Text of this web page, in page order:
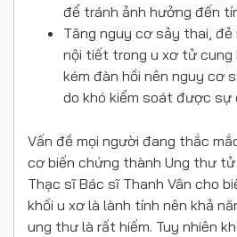
để tránh ảnh hưởng đến
Tăng nguy cơ sảy thai, đẻ
nội tiết trong u xơ tử cung
kém đàn hồi nên nguy cơ
do khó kiểm soát được sự
Vấn đề mọi người đang thắc
cơ biến chứng thành Ung thư
Thạc sĩ Bác sĩ Thanh Vân cho
khối u xơ là lành tính nên khả
ung thư là rất hiếm. Tuy nhiên